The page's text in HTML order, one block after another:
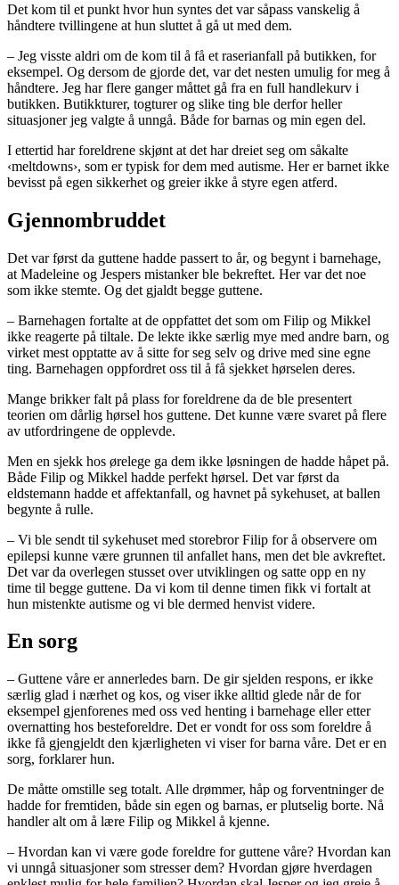
Det kom til et punkt hvor hun syntes det var såpass vanskelig å
håndtere tvillingene at hun sluttet å gå ut med dem.
– Jeg visste aldri om de kom til å få et raserianfall på butikken, for
eksempel. Og dersom de gjorde det, var det nesten umulig for meg å
håndtere. Jeg har flere ganger måttet gå fra en full handlekurv i
butikken. Butikkturer, togturer og slike ting ble derfor heller
situasjoner jeg valgte å unngå. Både for barnas og min egen del.
I ettertid har foreldrene skjønt at det har dreiet seg om såkalte
‹meltdowns›, som er typisk for dem med autisme. Her er barnet ikke
bevisst på egen sikkerhet og greier ikke å styre egen atferd.
Gjennombruddet
Det var først da guttene hadde passert to år, og begynt i barnehage,
at Madeleine og Jespers mistanker ble bekreftet. Her var det noe
som ikke stemte. Og det gjaldt begge guttene.
– Barnehagen fortalte at de oppfattet det som om Filip og Mikkel
ikke reagerte på tiltale. De lekte ikke særlig mye med andre barn, og
virket mest opptatte av å sitte for seg selv og drive med sine egne
ting. Barnehagen oppfordret oss til å få sjekket hørselen deres.
Mange brikker falt på plass for foreldrene da de ble presentert
teorien om dårlig hørsel hos guttene. Det kunne være svaret på flere
av utfordringene de opplevde.
Men en sjekk hos ørelege ga dem ikke løsningen de hadde håpet på.
Både Filip og Mikkel hadde perfekt hørsel. Det var først da
eldstemann hadde et affektanfall, og havnet på sykehuset, at ballen
begynte å rulle.
– Vi ble sendt til sykehuset med storebror Filip for å observere om
epilepsi kunne være grunnen til anfallet hans, men det ble avkreftet.
Det var da overlegen stusset over utviklingen og satte opp en ny
time til begge guttene. Da vi kom til denne timen fikk vi fortalt at
hun mistenkte autisme og vi ble dermed henvist videre.
En sorg
– Guttene våre er annerledes barn. De gir sjelden respons, er ikke
særlig glad i nærhet og kos, og viser ikke alltid glede når de for
eksempel gjenforenes med oss ved henting i barnehage eller etter
overnatting hos besteforeldre. Det er vondt for oss som foreldre å
ikke få gjengjeldt den kjærligheten vi viser for barna våre. Det er en
sorg, forklarer hun.
De måtte omstille seg totalt. Alle drømmer, håp og forventninger de
hadde for fremtiden, både sin egen og barnas, er plutselig borte. Nå
handler alt om å lære Filip og Mikkel å kjenne.
– Hvordan kan vi være gode foreldre for guttene våre? Hvordan kan
vi unngå situasjoner som stresser dem? Hvordan gjøre hverdagen